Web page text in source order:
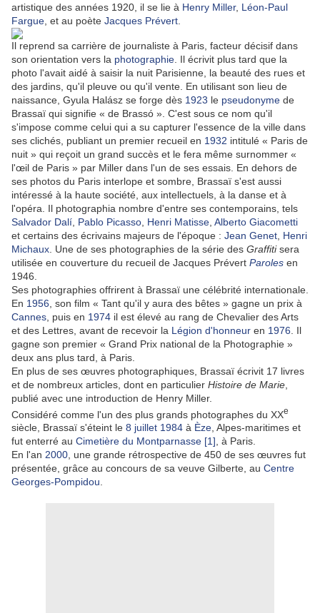
artistique des années 1920, il se lie à Henry Miller, Léon-Paul
Fargue , et au poète Jacques Prévert
Il reprend sa carrière de journaliste à Paris, facteur décisif dans
son orientation vers la photographie . Il écrivit plus tard que la
photo l'avait aidé à saisir la nuit Parisienne, la beauté des rues et
des jardins, qu'il pleuve ou qu'il vente. En utilisant son lieu de
naissance, Gyula Halász se forge dès 1923 le pseudonyme de
Brassaï qui signifie « de Brassó ». C'est sous ce nom qu'il
s'impose comme celui qui a su capturer l'essence de la ville dans
ses clichés, publiant un premier recueil en 1932 intitulé « Paris de
nuit » qui reçoit un grand succès et le fera même surnommer «
l'œil de Paris » par Miller dans l'un de ses essais. En dehors de
ses photos du Paris interlope et sombre, Brassaï s'est aussi
intéressé à la haute société, aux intellectuels, à la danse et à
l'opéra. Il photographia nombre d'entre ses contemporains, tels
Salvador Dalí Pablo Picasso Henri Matisse Alberto Giacometti
et certains des écrivains majeurs de l'époque : Jean Genet Henri
Michaux . Une de ses photographies de la série des Graffitisera
utilisée en couverture du recueil de Jacques Prévert Paroles en
1946.
Ses photographies offrirent à Brassaï une célébrité internationale.
En 1956 , son film « Tant qu'il y aura des bêtes » gagne un prix à
Cannes , puis en 1974 il est élevé au rang de Chevalier des Arts
et des Lettres, avant de recevoir la Légion d'honneur en 1976 . Il
gagne son premier « Grand Prix national de la Photographie »
deux ans plus tard, à Paris.
En plus de ses œuvres photographiques, Brassaï écrivit 17 livres
et de nombreux articles, dont en particulier Histoire de Marie
publié avec une introduction de Henry Miller.
Considéré comme l'un des plus grands photographes du XXe
siècle, Brassaï s'éteint le 8 juillet 1984 à Èze, Alpes-maritimes et
fut enterré au Cimetière du Montparnasse [1], à Paris.
En l'an 2000, une grande rétrospective de 450 de ses œuvres fut
présentée, grâce au concours de sa veuve Gilberte, au Centre
Georges-Pompidou.